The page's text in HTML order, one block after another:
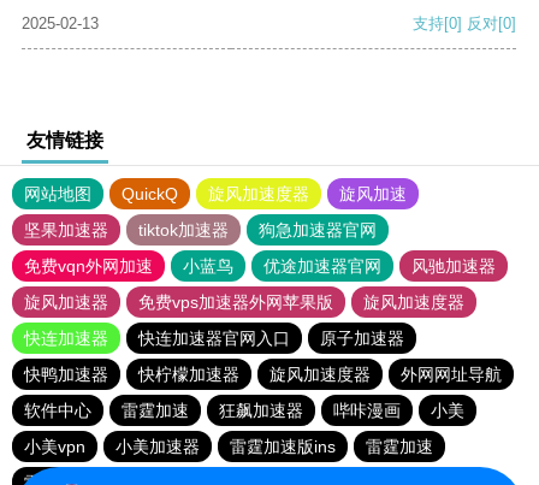
2025-02-13 支持[0] 反对[0]
友情链接
网站地图 QuickQ 旋风加速度器
旋风加速
坚果加速器
tiktok加速器
狗急加速器官网
免费vqn外网加速
小蓝鸟 优途加速器官网
风驰加速器
旋风加速器
免费vps加速器外网苹果版
旋风加速度器
快连加速器
快连加速器官网入口
原子加速器
快鸭加速器
快柠檬加速器 旋风加速度器
外网网址导航
软件中心
雷霆加速 狂飙加速器 哔咔漫画
小美
小美vpn
小美加速器 雷霆加速版ins
雷霆加速